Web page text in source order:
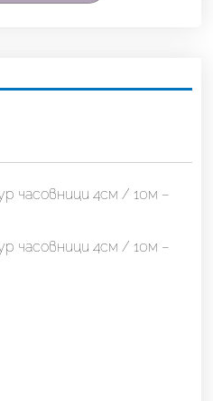
часовници 4см / 10м –
часовници 4см / 10м –